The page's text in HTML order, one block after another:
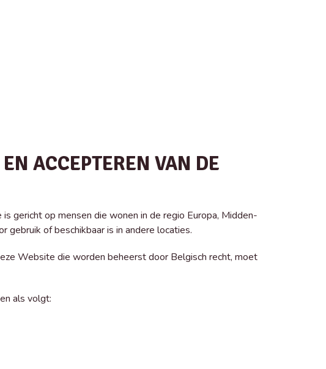
ACCEPTEREN VAN DE
gericht op mensen die wonen in de regio Europa, Midden-
gebruik of beschikbaar is in andere locaties.
Website die worden beheerst door Belgisch recht, moet
als volgt: